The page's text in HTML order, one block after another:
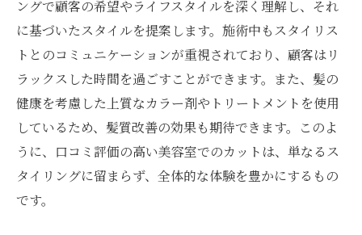
ル
日常を彩るためのスタイルチェンジ法
北区のメンズ特化型美容室での充実体験
ングで顧客の希望やライフスタイルを深く理解し、それ
に基づいたスタイルを提案します。施術中もスタイリス
トとのコミュニケーションが重視されており、顧客はリ
ラックスした時間を過ごすことができます。また、髪の
健康を考慮した上質なカラー剤やトリートメントを使用
しているため、髪質改善の効果も期待できます。このよ
うに、口コミ評価の高い美容室でのカットは、単なるス
タイリングに留まらず、全体的な体験を豊かにするもの
です。